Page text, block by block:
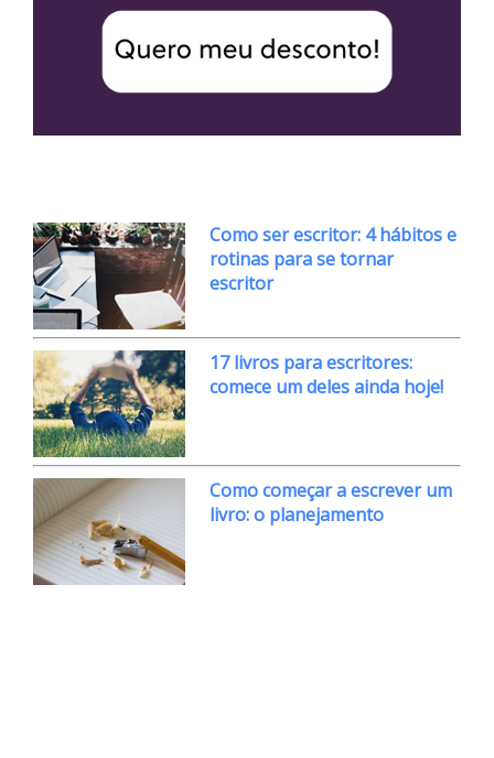
Como ser escritor: 4 hábitos e
rotinas para se tornar
escritor
17 livros para escritores:
comece um deles ainda hoje!
Como começar a escrever um
livro: o planejamento